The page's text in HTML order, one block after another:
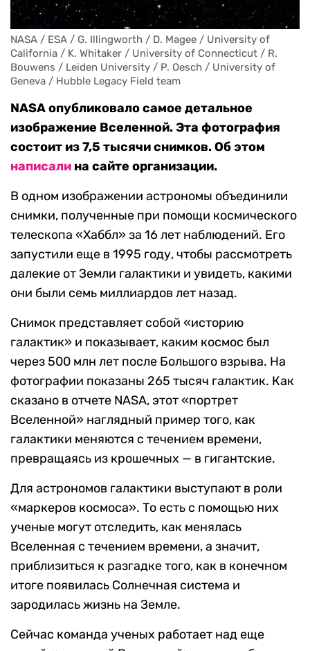
NASA / ESA / G. Illingworth / D. Magee / University of
California / K. Whitaker / University of Connecticut / R.
Bouwens / Leiden University / P. Oesch / University of
Geneva / Hubble Legacy Field team
NASA опубликовало самое детальное
изображение Вселенной. Эта фотография
состоит из 7,5 тысячи снимков. Об этом
написали на сайте организации.
В одном изображении астрономы объединили
снимки, полученные при помощи космического
телескопа «Хаббл» за 16 лет наблюдений. Его
запустили еще в 1995 году, чтобы рассмотреть
далекие от Земли галактики и увидеть, какими
они были семь миллиардов лет назад.
Снимок представляет собой «историю
галактик» и показывает, каким космос был
через 500 млн лет после Большого взрыва. На
фотографии показаны 265 тысяч галактик. Как
сказано в отчете NASA, этот «портрет
Вселенной» наглядный пример того, как
галактики меняются с течением времени,
превращаясь из крошечных — в гигантские.
Для астрономов галактики выступают в роли
«маркеров космоса». То есть с помощью них
ученые могут отследить, как менялась
Вселенная с течением времени, а значит,
приблизиться к разгадке того, как в конечном
итоге появилась Солнечная система и
зародилась жизнь на Земле.
Сейчас команда ученых работает над еще